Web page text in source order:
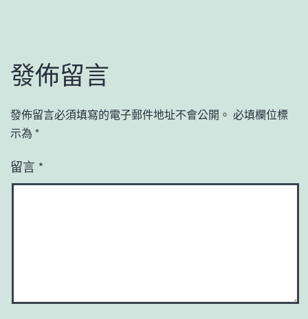
發佈留言
發佈留言必須填寫的電子郵件地址不會公開。 必填欄位標
示為 *
留言 *